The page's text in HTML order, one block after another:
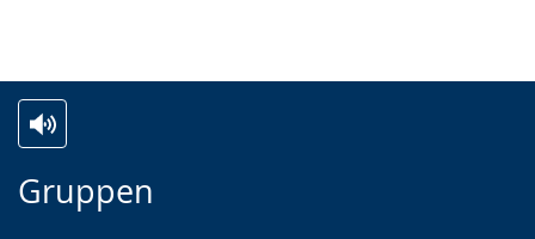
Gruppen
Leichten
Audio-
Video